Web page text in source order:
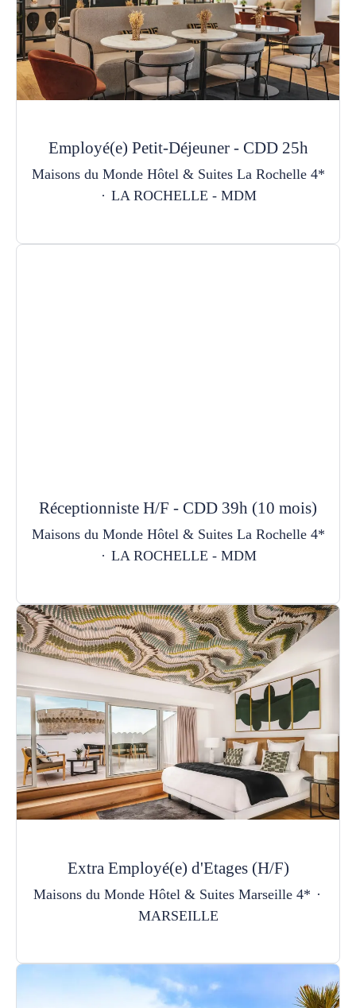
Employé(e) Petit-Déjeuner - CDD 25h
Maisons du Monde Hôtel & Suites La Rochelle 4*
· LA ROCHELLE - MDM
Réceptionniste H/F - CDD 39h (10 mois)
Maisons du Monde Hôtel & Suites La Rochelle 4*
· LA ROCHELLE - MDM
Extra Employé(e) d'Etages (H/F)
Maisons du Monde Hôtel & Suites Marseille 4* ·
MARSEILLE